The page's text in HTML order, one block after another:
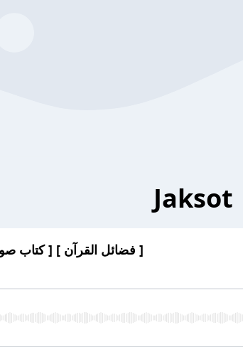
Jaksot
[ تفسير ابن كثير ] [ كتاب صوتي ] [ فضائل القرآن ]